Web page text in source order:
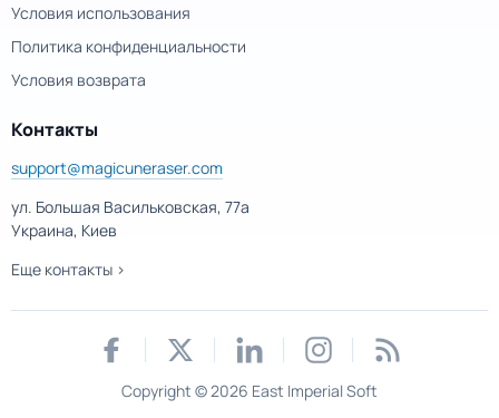
Условия использования
Политика конфиденциальности
Условия возврата
Контакты
support@magicuneraser.com
ул. Большая Васильковская, 77а
Украина, Киев
Еще контакты >
Copyright © 2026 East Imperial Soft